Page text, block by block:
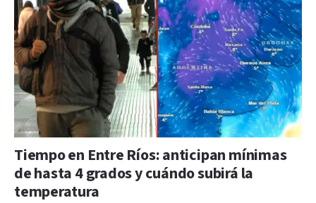
Tiempo en Entre Ríos: anticipan mínimas
de hasta 4 grados y cuándo subirá la
temperatura